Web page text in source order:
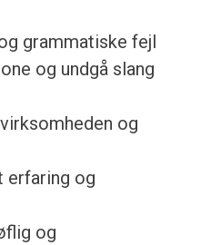
grammatiske fejl
og undgå slang
og
erfaring og
og